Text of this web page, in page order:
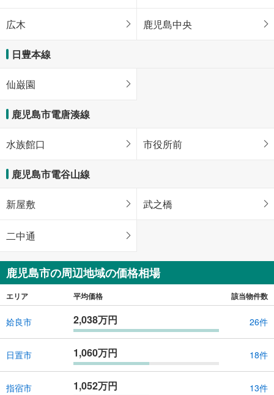
広木 鹿児島中央
日豊本線
仙巌園
鹿児島市電唐湊線
水族館口 市役所前
鹿児島市電谷山線
新屋敷 武之橋
二中通
鹿児島市の周辺地域の価格相場
エリア 平均価格 該当物件数
姶良市 2,038万円 26件
日置市 1,060万円 18件
指宿市 1,052万円 13件